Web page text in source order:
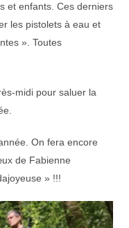
et enfants. Ces derniers
les pistolets à eau et
». Toutes
midi pour saluer la
On fera encore
de Fabienne
» !!!